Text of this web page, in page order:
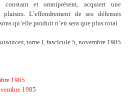
et omniprésent, acquiert une
L’effondrement de ses défenses
qu’elle produit n’en sera que plus total.
, tome I, fascicule 5, novembre 1985
1985
1985